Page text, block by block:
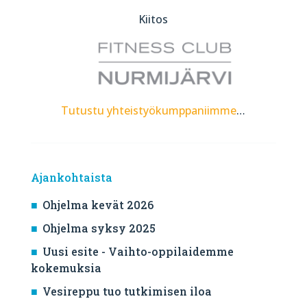
Kiitos
Tutustu yhteistyökumppaniimme…
Ajankohtaista
Ohjelma kevät 2026
Ohjelma syksy 2025
Uusi esite - Vaihto-oppilaidemme
kokemuksia
Vesireppu tuo tutkimisen iloa